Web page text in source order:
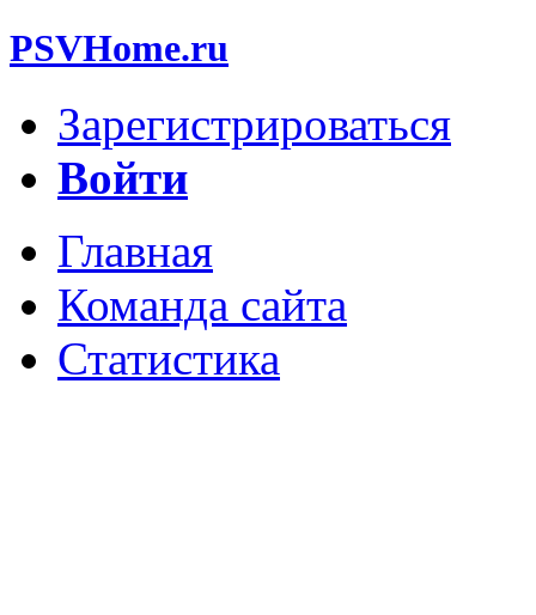
PSVHome.ru
Зарегистрироваться
Войти
Главная
Команда сайта
Статистика